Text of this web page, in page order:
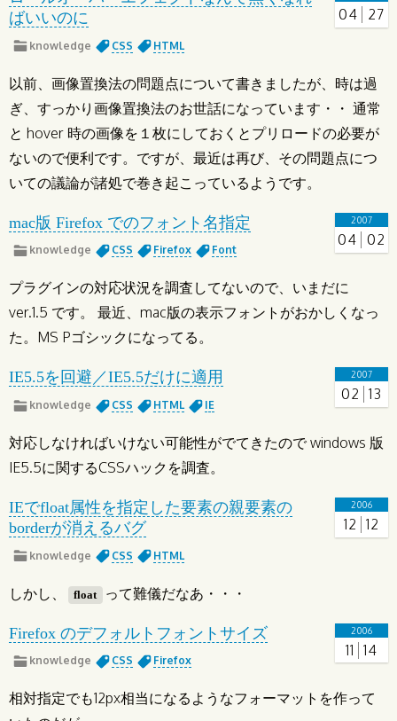
04 27
ばいいのに
knowledge CSS HTML
以前、画像置換法の問題点について書きましたが、時は過
ぎ、すっかり画像置換法のお世話になっています・・ 通常
と hover 時の画像を１枚にしておくとプリロードの必要が
ないので便利です。ですが、最近は再び、その問題点につ
いての議論が諸処で巻き起こっているようです。
2007
04 02
mac版 Firefox でのフォント名指定
knowledge CSS Firefox Font
プラグインの対応状況を調査してないので、いまだに
ver.1.5 です。 最近、mac版の表示フォントがおかしくなっ
た。MS Pゴシックになってる。
2007
02 13
IE5.5を回避／IE5.5だけに適用
knowledge CSS HTML IE
対応しなければいけない可能性がでてきたので windows 版
IE5.5に関するCSSハックを調査。
2006
12 12
IEでfloat属性を指定した要素の親要素の
borderが消えるバグ
knowledge CSS HTML
しかし、 float って難儀だなあ・・・
2006
11 14
Firefox のデフォルトフォントサイズ
knowledge CSS Firefox
相対指定でも12px相当になるようなフォーマットを作って